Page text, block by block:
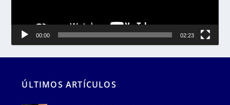
00:00 02:23
ÚLTIMOS ARTÍCULOS